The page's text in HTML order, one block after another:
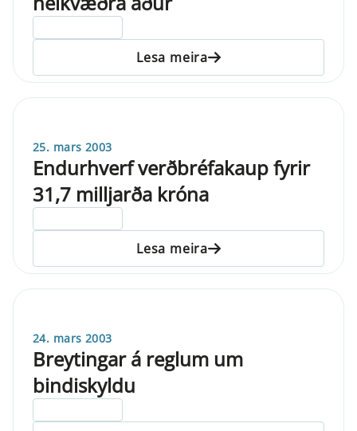
Lesa meira
25. mars 2003
Endurhverf verðbréfakaup fyrir
31,7 milljarða króna
Lesa meira
24. mars 2003
Breytingar á reglum um
bindiskyldu